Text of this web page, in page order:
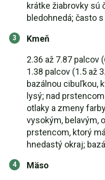
krátke žiabrovky sú
bledohnedá; často
Kmeň
2.36 až 7.87 palcov
1.38 palcov (1.5 až
bazálnou cibuľkou,
lysý; nad
otlaky a zmeny
vysokým, belavým,
prstencom, ktorý
hnedastý okraj;
Mäso